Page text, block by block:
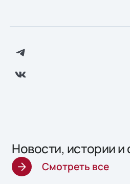
Новости, истории и
Смотреть все